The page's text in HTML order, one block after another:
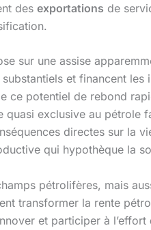
des exportations de
sur une assise
et financent
ce potentiel de rebond
exclusive au pétrole
directes sur la
qui hypothèque la
pétrolifères, mais
transformer la rente
et participer à l’effort